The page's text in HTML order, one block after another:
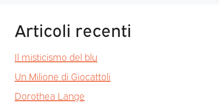
Articoli recenti
Il misticismo del blu
Un Milione di Giocattoli
Dorothea Lange